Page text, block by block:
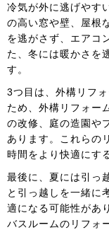
冷気が外に逃げやす
の高い窓や壁、屋根
を逃がさず、エアコ
た、冬には暖かさを
す。
3つ目は、外構リフ
ため、外構リフォー
の改修、庭の造園や
あります。これらの
時間をより快適にす
最後に、夏には引っ
と引っ越しを一緒に
適になる可能性があ
バスルームのリフォ